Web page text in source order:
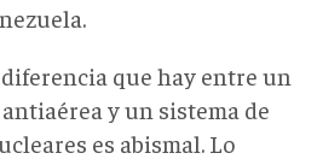
que hay entre un
y un sistema de
es abismal. Lo